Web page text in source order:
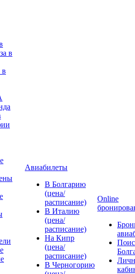
в
в
Авиабилеты
В Болгарию
(цена/
расписание)
В Италию
(цена/
расписание)
На Кипр
(цена/
расписание)
В Черногорию
Online